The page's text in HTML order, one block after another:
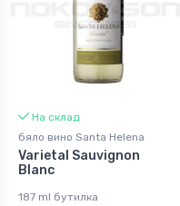
На склад
бяло вино Santa Helena
Varietal Sauvignon
Blanc
187 ml бутилка